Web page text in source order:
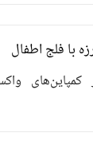
با فلج اطفال